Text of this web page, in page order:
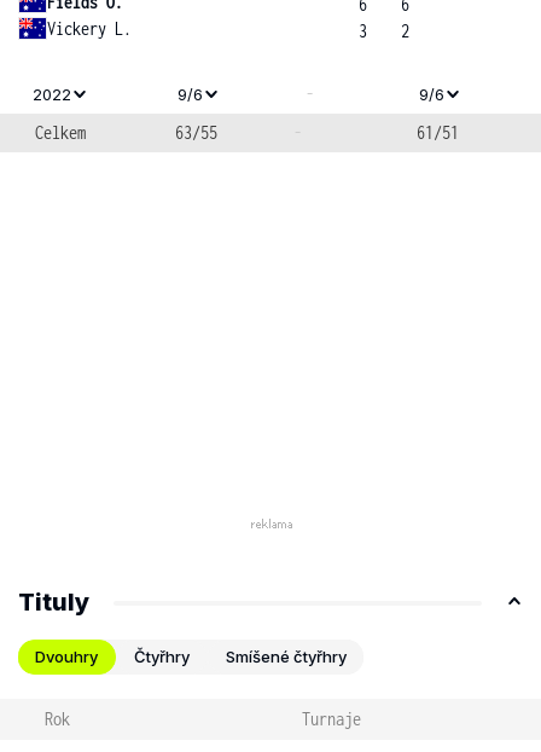
Vickery L.
6
3
6
2
2022 9/6 - 9/6
Celkem 63/55 - 61/51
Tituly
Dvouhry Čtyřhry Smíšené čtyřhry
Rok Turnaje